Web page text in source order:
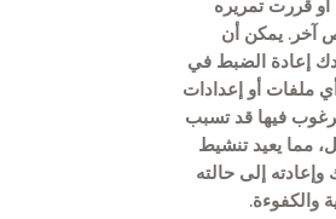
يمكن أن
إعادة الضبط في
ملفات أو إعدادات
فيها قد تسبب
مما يعيد تنشيط
إلى حالته
والكفوءة.